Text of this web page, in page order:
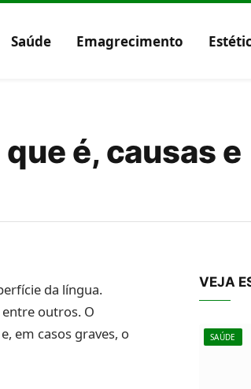
Saúde Emagrecimento
é, causas e
da língua.
outros. O
em casos graves, o
VEJA
SAÚDE